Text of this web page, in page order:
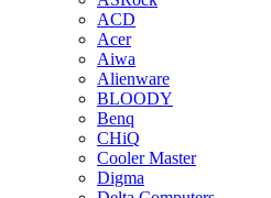
ACD
Acer
Aiwa
Alienware
BLOODY
Benq
CHiQ
Cooler Master
Digma